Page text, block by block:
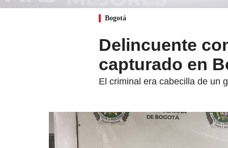
Bogotá
Delincuente
capturado en
El criminal era cabecilla de un